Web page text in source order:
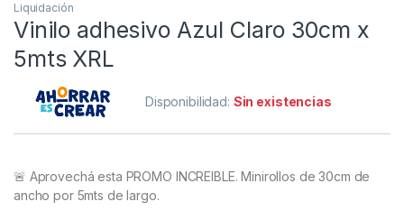
Liquidación
Vinilo adhesivo Azul Claro 30cm x
5mts XRL
Disponibilidad: Sin existencias
🚨 Aprovechá esta PROMO INCREIBLE. Minirollos de 30cm de
ancho por 5mts de largo.